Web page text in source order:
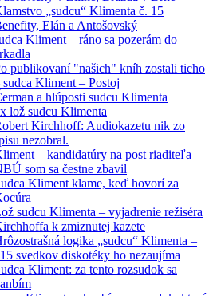
„sudcu“ Klimenta č. 15
Elán a Antošovský
Kliment – ráno sa pozerám do
publikovaní "našich" kníh zostali ticho
sudca Kliment – Postoj
a hlúposti sudcu Klimenta
lož sudcu Klimenta
Kirchhoff: Audiokazetu nik zo
nezobral.
– kandidatúry na post riaditeľa
som sa čestne zbavil
Kliment klame, keď hovorí za
sudcu Klimenta – vyjadrenie režiséra
k zmiznutej kazete
logika „sudcu“ Klimenta –
svedkov diskotéky ho nezaujíma
Kliment: za tento rozsudok sa